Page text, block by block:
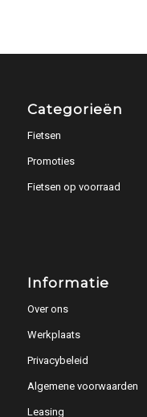
Categorieën
Fietsen
Promoties
Fietsen op voorraad
Informatie
Over ons
Werkplaats
Privacybeleid
Algemene voorwaarden
Leasing